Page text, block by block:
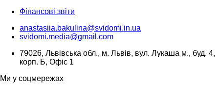
Фінансові звіти
anastasiia.bakulina@svidomi.in.ua
svidomi.media@gmail.com
79026, Львівська обл., м. Львів, вул. Лукаша м., буд. 4,
корп. Б, Офіс 1
Ми у соцмережах